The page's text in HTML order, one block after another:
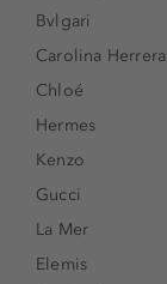
Bvlgari
Carolina Herrera
Chloé
Hermes
Kenzo
Gucci
La Mer
Elemis